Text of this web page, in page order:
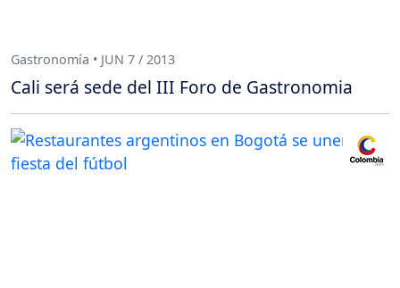
Gastronomía • JUN 7 / 2013
Cali será sede del III Foro de Gastronomia